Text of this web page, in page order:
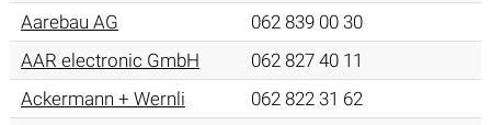
Aarebau AG
062 839 00 30
AAR electronic GmbH
062 827 40 11
Ackermann + Wernli
062 822 31 62